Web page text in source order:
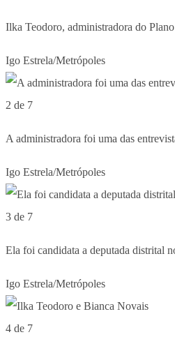
Ilka Teodoro, administradora do
Igo Estrela/Metrópoles
2 de 7
A administradora foi uma das
Igo Estrela/Metrópoles
3 de 7
Ela foi candidata a deputada distrital
Igo Estrela/Metrópoles
4 de 7